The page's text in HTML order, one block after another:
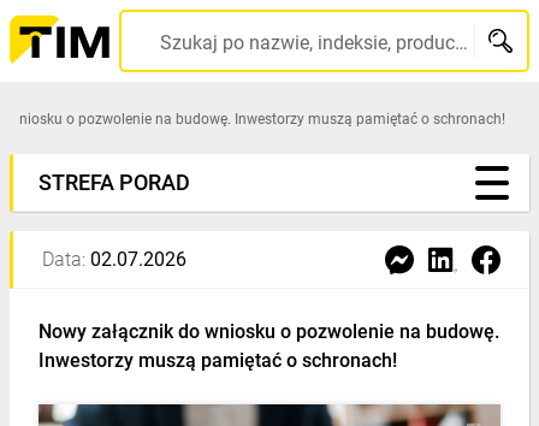
TIM
SA
-
wysyłamy
produkty
w
24h
Szukaj po nazwie, indeksie, producencie, kodzie kreskowym...
wniosku o pozwolenie na budowę. Inwestorzy muszą pamiętać o schronach!
STREFA PORAD
Data: 02.07.2026
Nowy załącznik do wniosku o pozwolenie na budowę.
Inwestorzy muszą pamiętać o schronach!